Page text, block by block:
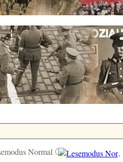
Normal